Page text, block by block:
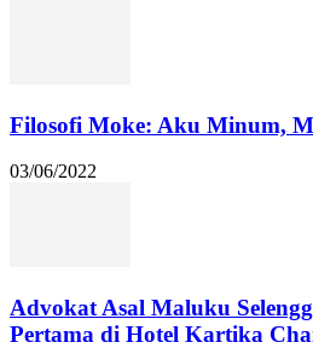
Filosofi Moke: Aku Minum,
03/06/2022
Advokat Asal Maluku
Pertama di Hotel Kartika